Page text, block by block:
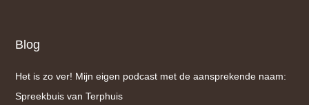
Blog
Het is zo ver! Mijn eigen podcast met de aansprekende naam:
Spreekbuis van Terphuis